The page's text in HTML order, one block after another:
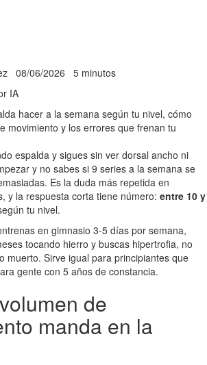
08/06/2026 5 minutos
IA
hacer a la semana según tu nivel, cómo
movimiento y los errores que frenan tu
espalda y sigues sin ver dorsal ancho ni
y no sabes si 9 series a la semana se
Es la duda más repetida en
y la respuesta corta tiene número: entre 10 y
tu nivel.
en gimnasio 3-5 días por semana,
tocando hierro y buscas hipertrofia, no
muerto. Sirve igual para principiantes que
gente con 5 años de constancia.
de
manda en la